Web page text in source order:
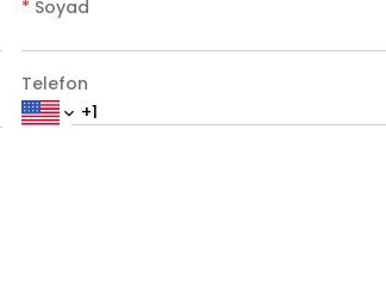
* Soyad
Telefon